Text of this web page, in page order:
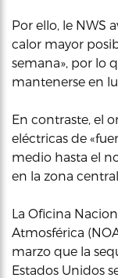
Por ello, le NWS
calor mayor
semana», por lo
mantenerse en
En contraste, el
eléctricas de
medio hasta el
en la zona
La Oficina
Atmosférica
marzo que la
Estados Unidos